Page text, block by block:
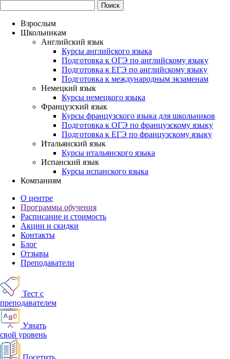
Взрослым
Школьникам
Английский язык
Курсы английского языка
Подготовка к ОГЭ по английскому языку
Подготовка к ЕГЭ по английскому языку
Подготовка к международным экзаменам
Немецкий язык
Курсы немецкого языка
Французский язык
Курсы французского языка для школьников
Подготовка к ОГЭ по французскому языку
Подготовка к ЕГЭ по французскому языку
Итальянский язык
Курсы итальянского языка
Испанский язык
Курсы испанского языка
Компаниям
О центре
Программы обучения
Расписание и стоимость
Акции и скидки
Контакты
Блог
Отзывы
Преподаватели
Тест с
преподавателем
Узнать
свой уровень
Посетить